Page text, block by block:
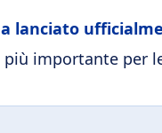
lanciato
importante per